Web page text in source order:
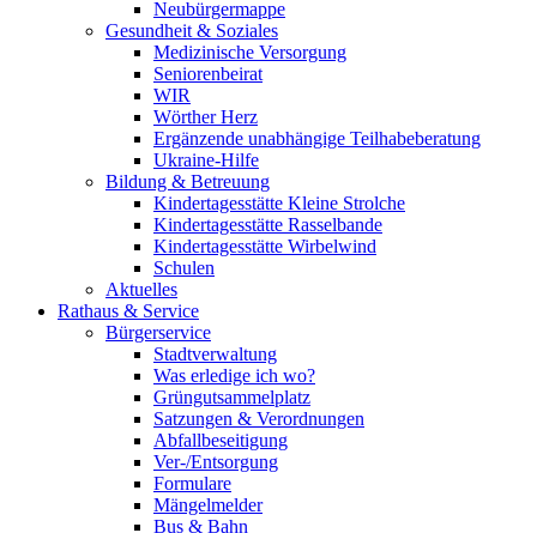
Neubürgermappe
Gesundheit & Soziales
Medizinische Versorgung
Seniorenbeirat
WIR
Wörther Herz
Ergänzende unabhängige Teilhabeberatung
Ukraine-Hilfe
Bildung & Betreuung
Kindertagesstätte Kleine Strolche
Kindertagesstätte Rasselbande
Kindertagesstätte Wirbelwind
Schulen
Aktuelles
Rathaus & Service
Bürgerservice
Stadtverwaltung
Was erledige ich wo?
Grüngutsammelplatz
Satzungen & Verordnungen
Abfallbeseitigung
Ver-/Entsorgung
Formulare
Mängelmelder
Bus & Bahn